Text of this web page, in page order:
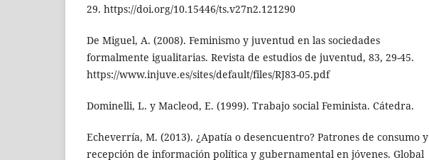
29. https://doi.org/10.15446/ts.v27n2.121290
De Miguel, A. (2008). Feminismo y juventud en las sociedades
formalmente igualitarias. Revista de estudios de juventud, 83, 29-45.
https://www.injuve.es/sites/default/files/RJ83-05.pdf
Dominelli, L. y Macleod, E. (1999). Trabajo social Feminista. Cátedra.
Echeverría, M. (2013). ¿Apatía o desencuentro? Patrones de consumo y
recepción de información política y gubernamental en jóvenes. Global